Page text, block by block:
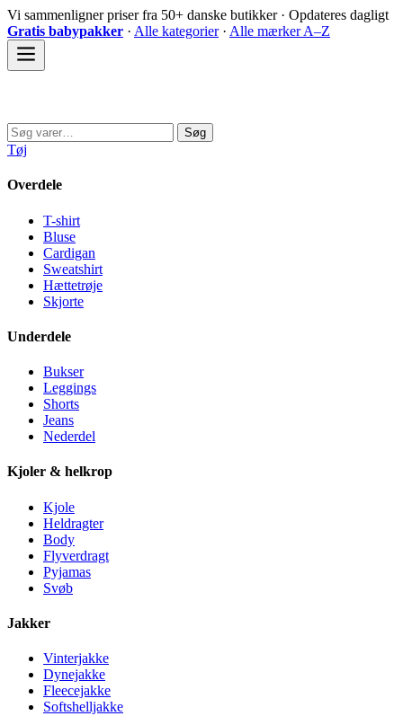
Spring
til
indhold
Vi sammenligner priser fra 50+ danske butikker · Opdateres dagligt
Gratis babypakker · Alle kategorier· Alle mærker A–Z
Søg
efter:
Søg
Tøj
Overdele
T-shirt
Bluse
Cardigan
Sweatshirt
Hættetrøje
Skjorte
Underdele
Bukser
Leggings
Shorts
Jeans
Nederdel
Kjoler & helkrop
Kjole
Heldragter
Body
Flyverdragt
Pyjamas
Svøb
Jakker
Vinterjakke
Dynejakke
Fleecejakke
Softshelljakke